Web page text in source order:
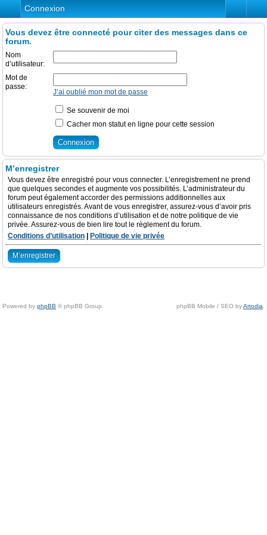
Connexion
Vous devez être connecté pour citer des messages dans ce
forum.
Nom
d’utilisateur:
Mot de
passe:
J’ai oublié mon mot de passe
Se souvenir de moi
Cacher mon statut en ligne pour cette session
M’enregistrer
Vous devez être enregistré pour vous connecter. L’enregistrement ne prend
que quelques secondes et augmente vos possibilités. L’administrateur du
forum peut également accorder des permissions additionnelles aux
utilisateurs enregistrés. Avant de vous enregistrer, assurez-vous d’avoir pris
connaissance de nos conditions d’utilisation et de notre politique de vie
privée. Assurez-vous de bien lire tout le règlement du forum.
Conditions d’utilisation
Politique de vie privée
M’enregistrer
Powered by phpBB © phpBB Group. phpBB Mobile / SEO byArtodia